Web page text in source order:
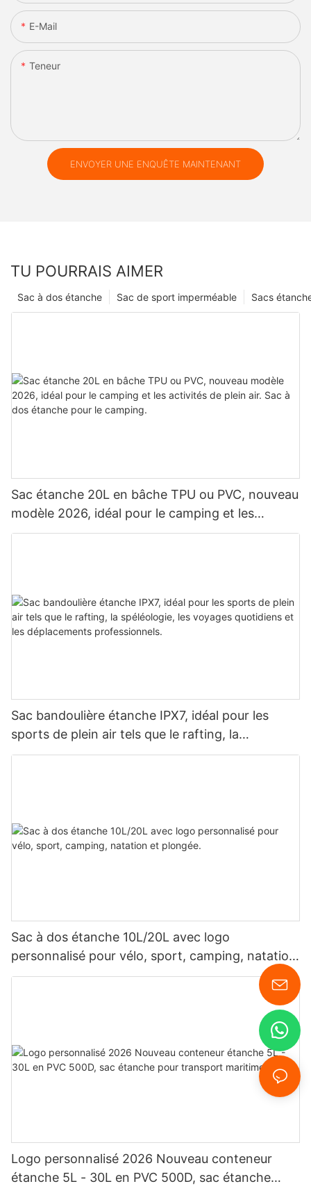
E-Mail
Teneur
ENVOYER UNE ENQUÊTE MAINTENANT
TU POURRAIS AIMER
Sacs
Sac de sport imperméable
Sac à dos étanche
Sac étanche 20L en bâche TPU ou PVC, nouveau
modèle 2026, idéal pour le camping et les
activités de plein air. Sac à dos étanche pour le
Sac bandoulière étanche IPX7, idéal pour les
sports de plein air tels que le rafting, la
spéléologie, les voyages quotidiens et les
Sac à dos étanche 10L/20L avec logo
personnalisé pour vélo, sport, camping, natation
et plongée.
Logo personnalisé 2026 Nouveau conteneur
étanche 5L - 30L en PVC 500D, sac étanche